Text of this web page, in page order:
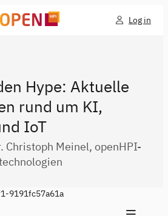
Log in
Hype: Aktuelle
rund um KI,
IoT
Christoph Meinel, openHPI-
9191fc57a61a